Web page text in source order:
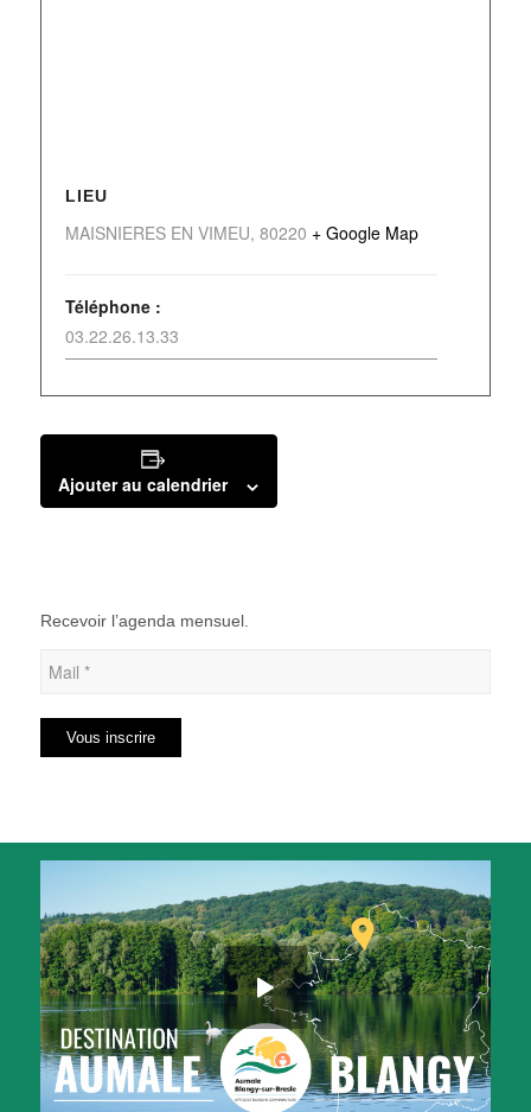
LIEU
MAISNIERES EN VIMEU, 80220 + Google Map
Téléphone :
03.22.26.13.33
Ajouter au calendrier
Recevoir l’agenda mensuel.